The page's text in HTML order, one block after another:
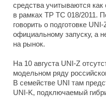
средства учитываются
в рамках ТР ТС 018/2011.
говорить о подготовке
официальному запуску, а
на рынок.
На 10 августа UNI-Z
модельном ряду
В семействе UNI там
UNI-K, подключаемый